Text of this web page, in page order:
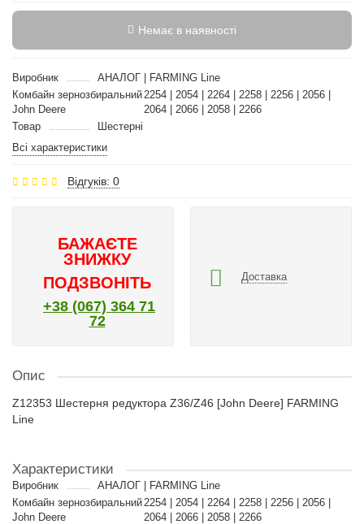
Немає в наявності
Виробник
АНАЛОГ | FARMING Line
Комбайн зернозбиральний
John Deere
2254 | 2054 | 2264 | 2258 | 2256 | 2056 |
2064 | 2066 | 2058 | 2266
Товар
Шестерні
Всі характеристики
Відгуків: 0
БАЖАЄТЕ
ЗНИЖКУ
ПОДЗВОНІТЬ
+38 (067) 364 71
72
Доставка
Опис
Z12353 Шестерня редуктора Z36/Z46 [John Deere] FARMING
Line
Характеристики
Виробник
АНАЛОГ | FARMING Line
Комбайн зернозбиральний
John Deere
2254 | 2054 | 2264 | 2258 | 2256 | 2056 |
2064 | 2066 | 2058 | 2266